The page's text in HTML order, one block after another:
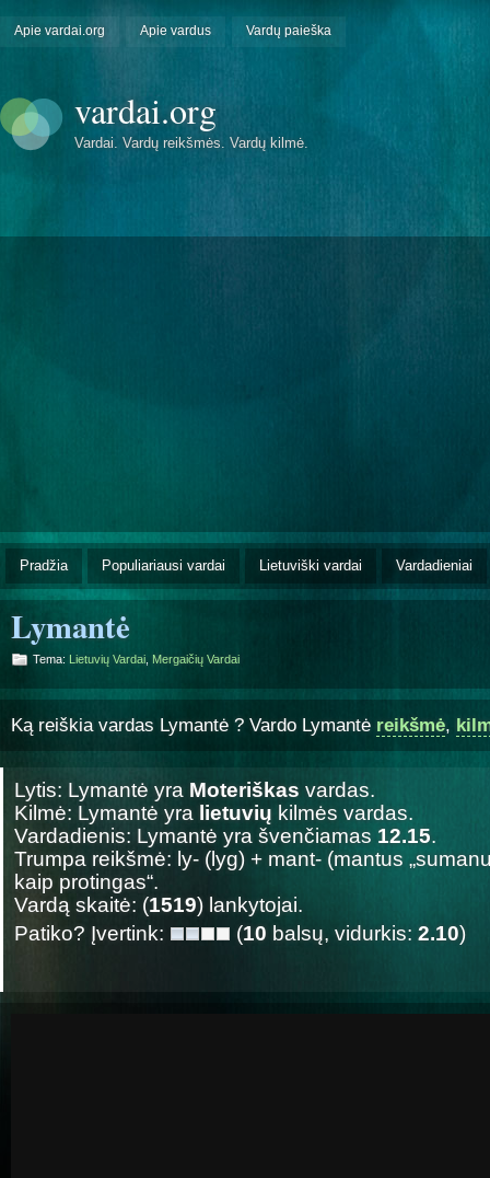
Apie vardai.org Apie vardus Vardų paieška
vardai.org
Vardai. Vardų reikšmės. Vardų kilmė.
Pradžia Populiariausi vardai Lietuviški vardai Vardadieniai
Lymantė
Tema: Lietuvių Vardai Mergaičių Vardai
Ką reiškia vardas Lymantė ? Vardo Lymantė reikšmė,
Lytis: Lymantė yra Moteriškas vardas.
Kilmė: Lymantė yra lietuvių kilmės vardas.
Vardadienis: Lymantė yra švenčiamas 12.15.
Trumpa reikšmė: ly- (lyg) + mant- (mantus
kaip protingas“.
Vardą skaitė: (1519) lankytojai.
Patiko? Įvertink:
(10 balsų, vidurkis: 2.10)